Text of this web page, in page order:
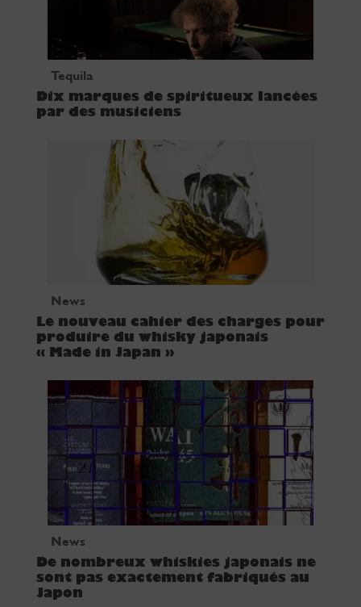
Tequila
Dix marques de spiritueux lancées
par des musiciens
News
Le nouveau cahier des charges pour
produire du whisky japonais
« Made in Japan »
News
De nombreux whiskies japonais ne
sont pas exactement fabriqués au
Japon